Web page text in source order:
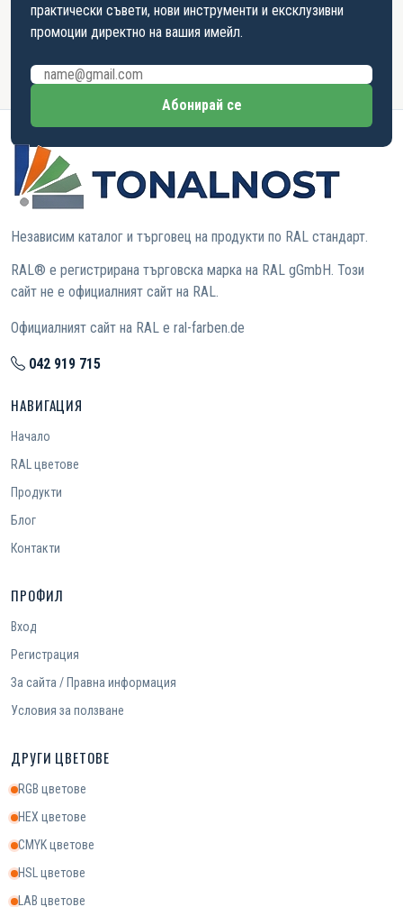
практически съвети, нови инструменти и ексклузивни
промоции директно на вашия имейл.
Имейл адрес
Абонирай се
Независим каталог и търговец на продукти по RAL стандарт.
RAL® е регистрирана търговска марка на RAL gGmbH. Този
сайт не е официалният сайт на RAL.
Официалният сайт на RAL е ral-farben.de
042 919 715
НАВИГАЦИЯ
Начало
RAL цветове
Продукти
Блог
Контакти
ПРОФИЛ
Вход
Регистрация
За сайта / Правна информация
Условия за ползване
ДРУГИ ЦВЕТОВЕ
RGB цветове
HEX цветове
CMYK цветове
HSL цветове
LAB цветове